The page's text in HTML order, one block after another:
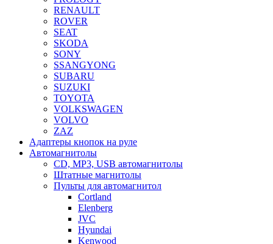
RENAULT
ROVER
SEAT
SKODA
SONY
SSANGYONG
SUBARU
SUZUKI
TOYOTA
VOLKSWAGEN
VOLVO
ZAZ
Адаптеры кнопок на руле
Автомагнитолы
CD, MP3, USB автомагнитолы
Штатные магнитолы
Пульты для автомагнитол
Cortland
Elenberg
JVC
Hyundai
Kenwood